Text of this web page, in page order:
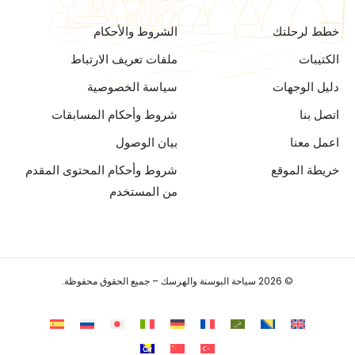
خطط لرحلتك
الكتيبات
دليل الوجهات
اتصل بنا
اعمل معنا
خريطة الموقع
الشروط والأحكام
ملفات تعريف الارتباط
سياسة الخصوصية
شروط وأحكام المسابقات
بيان الوصول
شروط وأحكام المحتوى المقدم
من المستخدم
© 2026 سياحة البوسنة والهرسك – جميع الحقوق محفوظة.